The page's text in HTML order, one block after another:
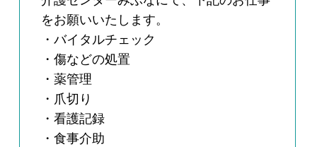
をお願いいたします。
・バイタルチェック
・傷などの処置
・薬管理
・爪切り
・看護記録
・食事介助